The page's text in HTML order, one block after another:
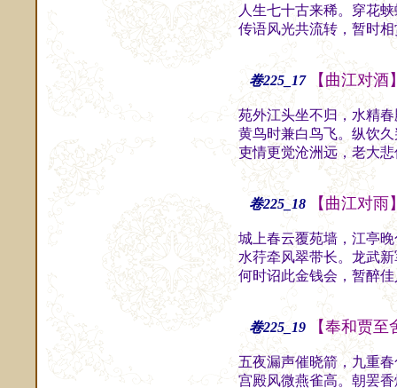
人生七十古来稀。穿花
传语风光共流转，暂时
卷225_17 【曲江对酒
苑外江头坐不归，水精
黄鸟时兼白鸟飞。纵饮
吏情更觉沧洲远，老大
卷225_18 【曲江对雨
城上春云覆苑墙，江亭
水荇牵风翠带长。龙武
何时诏此金钱会，暂醉
卷225_19 【奉和贾
五夜漏声催晓箭，九重
宫殿风微燕雀高。朝罢